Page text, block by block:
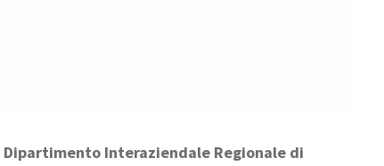
Dipartimento Interaziendale Regionale di